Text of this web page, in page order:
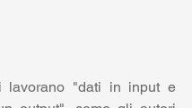
lavorano "dati in input e